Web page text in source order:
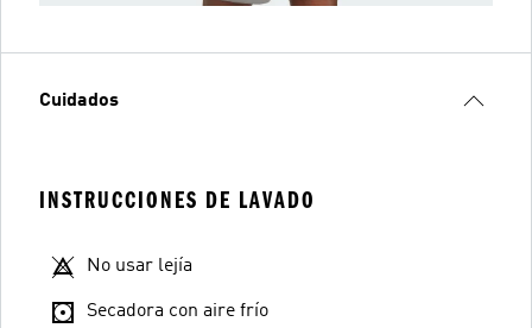
Cuidados
INSTRUCCIONES DE LAVADO
No usar lejía
Secadora con aire frío